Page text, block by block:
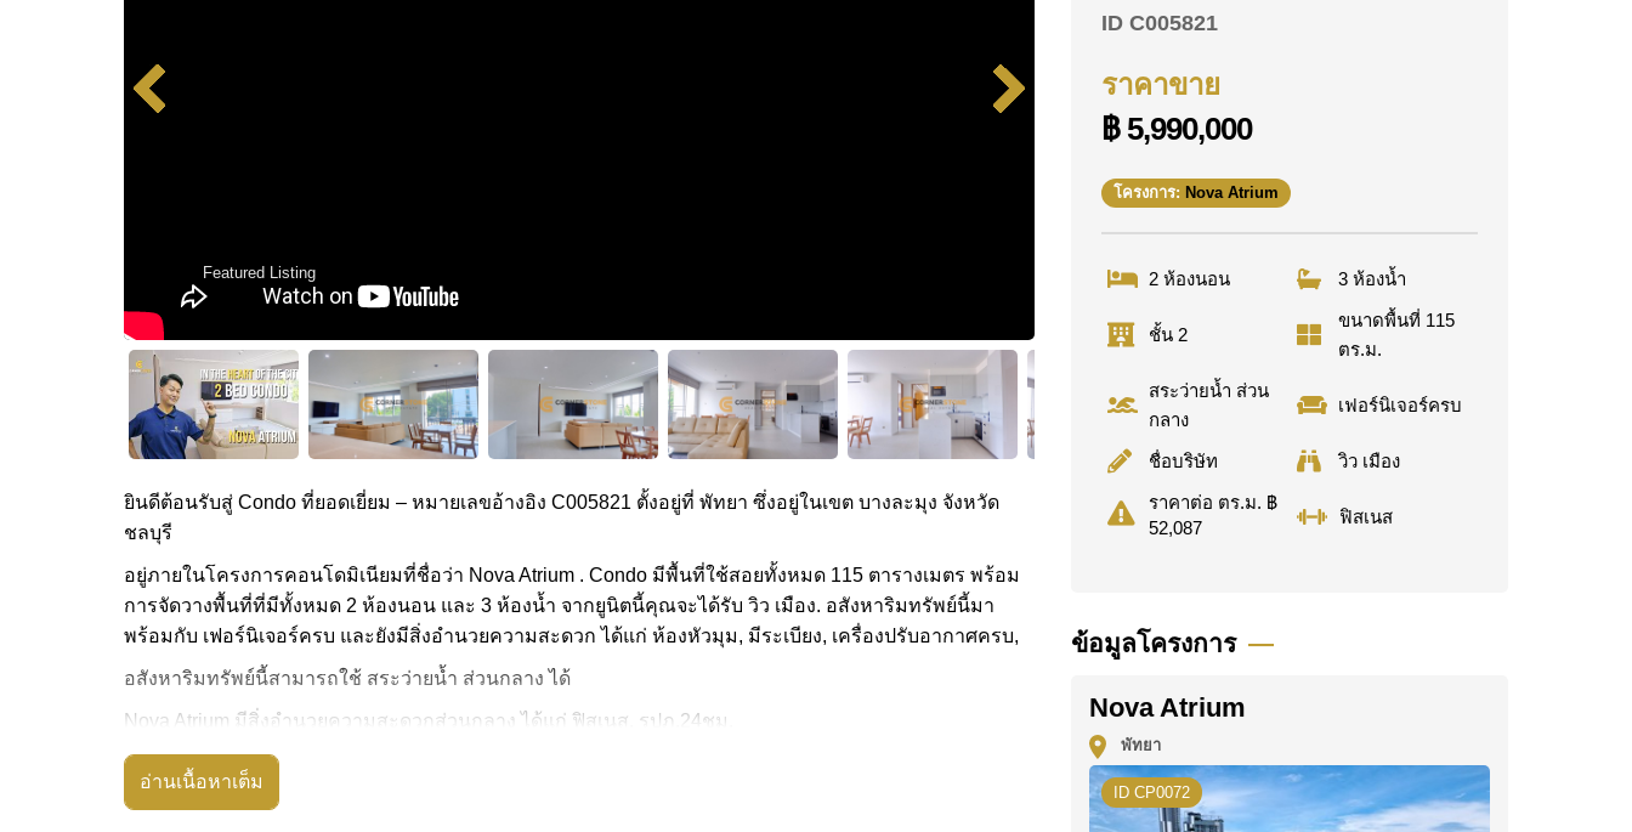
Featured Listing
ยินดีต้อนรับสู่ Condo ที่ยอดเยี่ยม – หมายเลขอ้างอิง C005821 ตั้งอยู่ที่ พัทยา ซึ่งอยู่ในเขต บางละมุง จังหวัด
ชลบุรี
อยู่ภายในโครงการคอนโดมิเนียมที่ชื่อว่า Nova Atrium . Condo มีพื้นที่ใช้สอยทั้งหมด 115 ตารางเมตร พร้อม
การจัดวางพื้นที่ที่มีทั้งหมด 2 ห้องนอน และ 3 ห้องน้ำ จากยูนิตนี้คุณจะได้รับ วิว เมือง. อสังหาริมทรัพย์นี้มา
พร้อมกับ เฟอร์นิเจอร์ครบ และยังมีสิ่งอำนวยความสะดวก ได้แก่ ห้องหัวมุม, มีระเบียง, เครื่องปรับอากาศครบ,
อสังหาริมทรัพย์นี้สามารถใช้ สระว่ายน้ำ ส่วนกลาง ได้
Nova Atrium มีสิ่งอำนวยความสะดวกส่วนกลาง ได้แก่ ฟิสเนส, รปภ.24ชม.
สถานที่สำคัญใกล้ Nova Atrium ได้แก่: เดินทางไปชายหาดได้ง่าย, ไกล้เคียงรถประจำทาง , อาร์ท อิน
พาราไดซ์, ถนนคนเดิน , , รพ.กรุงเทพพัทยา, โรงพยาบาลบางละมุง
อ่านเนื้อหาเต็ม
ID C005821
ราคาขาย
฿ 5,990,000
โครงการ: Nova Atrium
2 ห้องนอน 3 ห้องน้ำ
ชั้น 2
ขนาดพื้นที่ 115
ตร.ม.
สระว่ายน้ำ ส่วน
กลาง
เฟอร์นิเจอร์ครบ
ชื่อบริษัท
วิว เมือง
ราคาต่อ ตร.ม. ฿
52,087
ฟิสเนส
ข้อมูลโครงการ
Nova Atrium
พัทยา
ID CP0072